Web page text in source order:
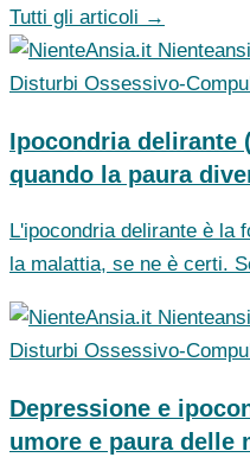
Tutti gli articoli →
Disturbi Ossessivo-
Ipocondria delirante
quando la paura
L'ipocondria delirante è la
la malattia, se ne è certi.
Disturbi Ossessivo-
Depressione e
umore e paura delle